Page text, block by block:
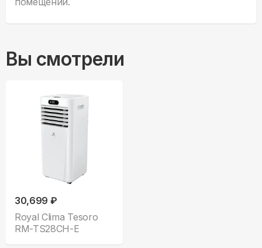
Вы смотрели
30,699 ₽
Royal Clima Tesoro
RM-TS28CH-E